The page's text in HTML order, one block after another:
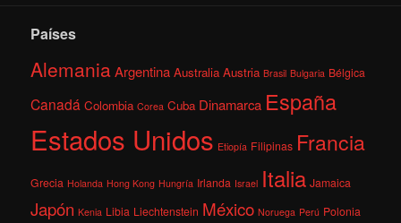
Países
AlemaniaArgentina Australia Austria Brasil Bulgaria Bélgica
Canadá Colombia Corea Cuba Dinamarca España
Estados Unidos Etiopía Filipinas Francia
Grecia Holanda Hong Kong Hungría Irlanda Israel Italia Jamaica
Japón Kenia Libia Liechtenstein México Noruega Perú Polonia